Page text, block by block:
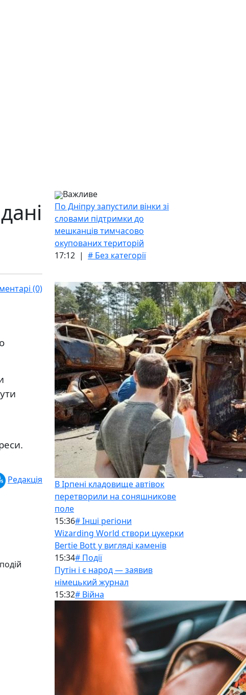
(0)
Редакція
Важливе
По Дніпру запустили вінки зі
словами підтримки до
мешканців тимчасово
окупованих територій
17:12 | # Без категорії
В Ірпені кладовище автівок
перетворили на соняшникове
поле
15:36# Інші регіони
Wizarding World створи цукерки
Bertie Bott у вигляді каменів
15:34# Події
Путін і є народ — заявив
німецький журнал
15:32# Війна